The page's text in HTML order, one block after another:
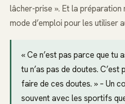
lâcher-prise ». Et la préparation
mode d’emploi pour les utiliser
« Ce n’est pas parce que tu
tu n’as pas de doutes. C’est
faire de ces doutes. » – Un
souvent avec les sportifs